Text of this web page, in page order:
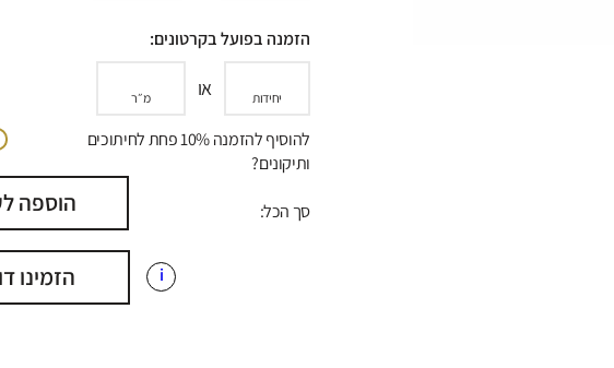
הזמנה בפועל בקרטונים:
יחידות או מ״ר
להוסיף להזמנה 10% פחת לחיתוכים
ותיקונים?
סך הכל: הוספה
הזמינו i